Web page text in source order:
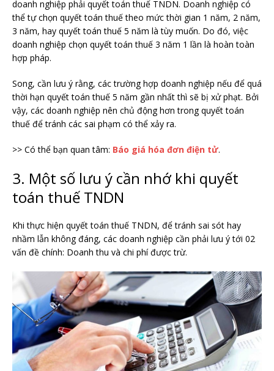
doanh nghiệp phải quyết toán thuế TNDN. Doanh nghiệp có
thể tự chọn quyết toán thuế theo mức thời gian 1 năm, 2 năm,
3 năm, hay quyết toán thuế 5 năm là tùy muốn. Do đó, việc
doanh nghiệp chọn quyết toán thuế 3 năm 1 lần là hoàn toàn
hợp pháp.
Song, cần lưu ý rằng, các trường hợp doanh nghiệp nếu để quá
thời hạn quyết toán thuế 5 năm gần nhất thì sẽ bị xử phạt. Bởi
vậy, các doanh nghiệp nên chủ động hơn trong quyết toán
thuế để tránh các sai phạm có thể xảy ra.
>> Có thể bạn quan tâm: Báo giá hóa đơn điện tử.
3. Một số lưu ý cần nhớ khi quyết
toán thuế TNDN
Khi thực hiện quyết toán thuế TNDN, để tránh sai sót hay
nhầm lẫn không đáng, các doanh nghiệp cần phải lưu ý tới 02
vấn đề chính: Doanh thu và chi phí được trừ.